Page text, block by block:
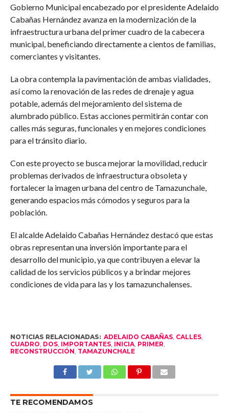
Gobierno Municipal encabezado por el presidente Adelaido
Cabañas Hernández avanza en la modernización de la
infraestructura urbana del primer cuadro de la cabecera
municipal, beneficiando directamente a cientos de familias,
comerciantes y visitantes.
La obra contempla la pavimentación de ambas vialidades,
así como la renovación de las redes de drenaje y agua
potable, además del mejoramiento del sistema de
alumbrado público. Estas acciones permitirán contar con
calles más seguras, funcionales y en mejores condiciones
para el tránsito diario.
Con este proyecto se busca mejorar la movilidad, reducir
problemas derivados de infraestructura obsoleta y
fortalecer la imagen urbana del centro de Tamazunchale,
generando espacios más cómodos y seguros para la
población.
El alcalde Adelaido Cabañas Hernández destacó que estas
obras representan una inversión importante para el
desarrollo del municipio, ya que contribuyen a elevar la
calidad de los servicios públicos y a brindar mejores
condiciones de vida para las y los tamazunchalenses.
NOTICIAS RELACIONADAS: ADELAIDO CABAÑAS, CALLES,
CUADRO, DOS, IMPORTANTES, INICIA, PRIMER,
RECONSTRUCCIÓN, TAMAZUNCHALE
TE RECOMENDAMOS